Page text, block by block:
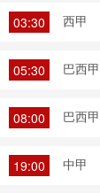
03:30 西甲
05:30 巴西甲
08:00 巴西甲
19:00 中甲